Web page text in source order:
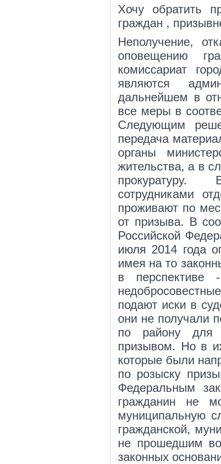
Хочу обратить
граждан ,
Неполучение,
оповещению
комиссариат
являются
дальнейшем в
все меры в
Следующим
передача
органы
жительства, а в
прокуратуру.
сотрудниками
проживают по
от призыва. В
Российской
июля 2014 года
имея на то
в перспективе
подают иски в
они не получали
по району для
призывом. Но в
которые были
по розыску
Федеральным
гражданин не
муниципальную
гражданской,
не прошедшим
законных